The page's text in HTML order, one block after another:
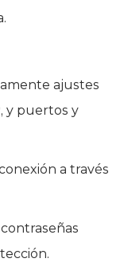
ajustes
y puertos y
a través